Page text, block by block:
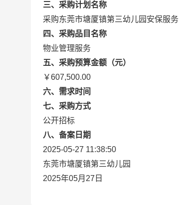
三、采购计划名称
采购东莞市塘厦镇第三幼儿园安保服务
四、采购品目名称
物业管理服务
五、采购预算金额（元）
￥607,500.00
六、需求时间
七、采购方式
公开招标
八、备案日期
2025-05-27 11:38:50
东莞市塘厦镇第三幼儿园
2025年05月27日